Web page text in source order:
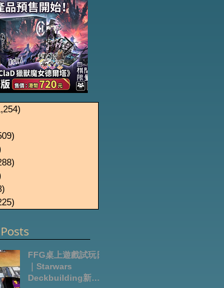
獵獸魔女
繁體中文豪
預售
FFG桌上遊戲試玩日
｜Starwars
Deckbuilding新擴